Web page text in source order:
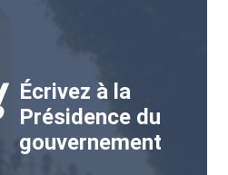
Écrivez à la
Présidence du
gouvernement